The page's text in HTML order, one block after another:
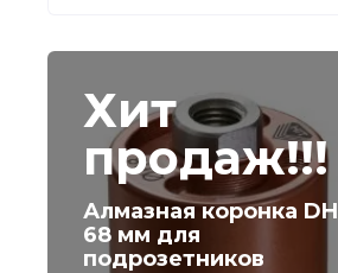
Хит
продаж!!!
Алмазная коронка DH
68 мм для
подрозетников